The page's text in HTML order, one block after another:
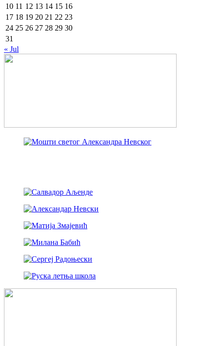
10 11 12 13 14 15 16
17 18 19 20 21 22 23
24 25 26 27 28 29 30
31
« Jul